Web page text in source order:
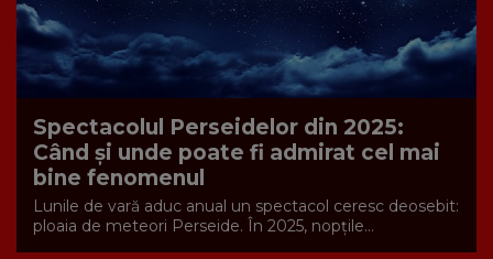
Spectacolul Perseidelor din 2025:
Când și unde poate fi admirat cel mai
bine fenomenul
Lunile de vară aduc anual un spectacol ceresc deosebit:
ploaia de meteori Perseide. În 2025, nopțile...